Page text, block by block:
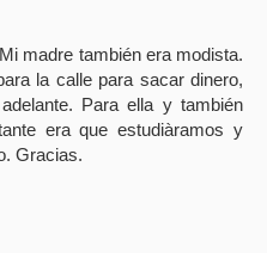
madre también era modista.
la calle para sacar dinero,
Para ella y también
era que estudiàramos y
Gracias.